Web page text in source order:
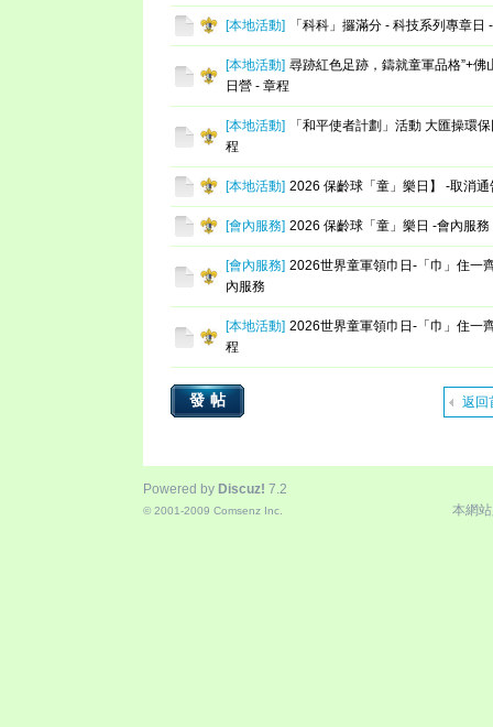
[本地活動] 「科科」攞滿分 - 科技系列專章日
[本地活動] 尋跡紅色足跡，鑄就童軍品格”+佛
日營 - 章程
[本地活動]
「和平使者計劃」活動 大匯操環
程
[本地活動] 2026 保齡球「童」樂日】 -取消通
[會內服務] 2026 保齡球「童」樂日 -會內服務
[會內服務] 2026世界童軍領巾日-「巾」住一
內服務
[本地活動] 2026世界童軍領巾日-「巾」住一
程
返回
發帖
本網
Powered by Discuz! 7.2
© 2001-2009 Comsenz Inc.